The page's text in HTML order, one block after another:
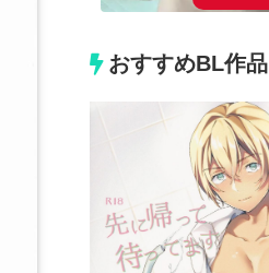
おすすめBL作品